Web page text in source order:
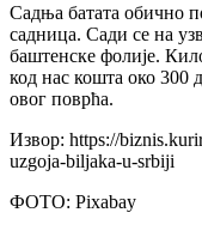
Садња батата обично
садница. Сади се на
баштенске фолије.
код нас кошта око 300
овог поврћа.
Извор: https://
uzgoja-biljaka-u-srbiji
ФОТО: Pixabay